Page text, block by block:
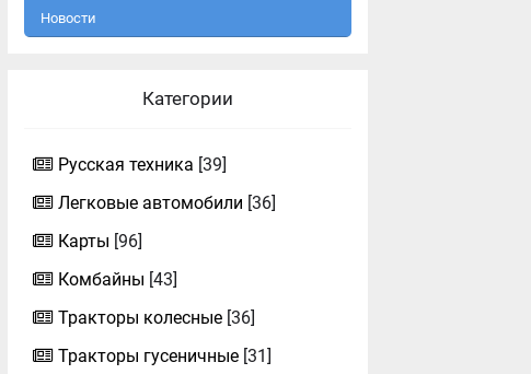
Новости
Категории
Русская техника [39]
Легковые автомобили [36]
Карты [96]
Комбайны [43]
Тракторы колесные [36]
Тракторы гусеничные [31]